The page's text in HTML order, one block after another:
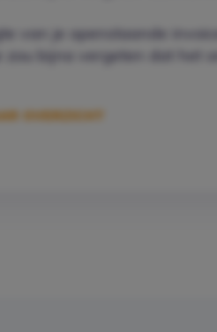
van je openstaande
zou bijna vergeten dat het
OVERZICHT